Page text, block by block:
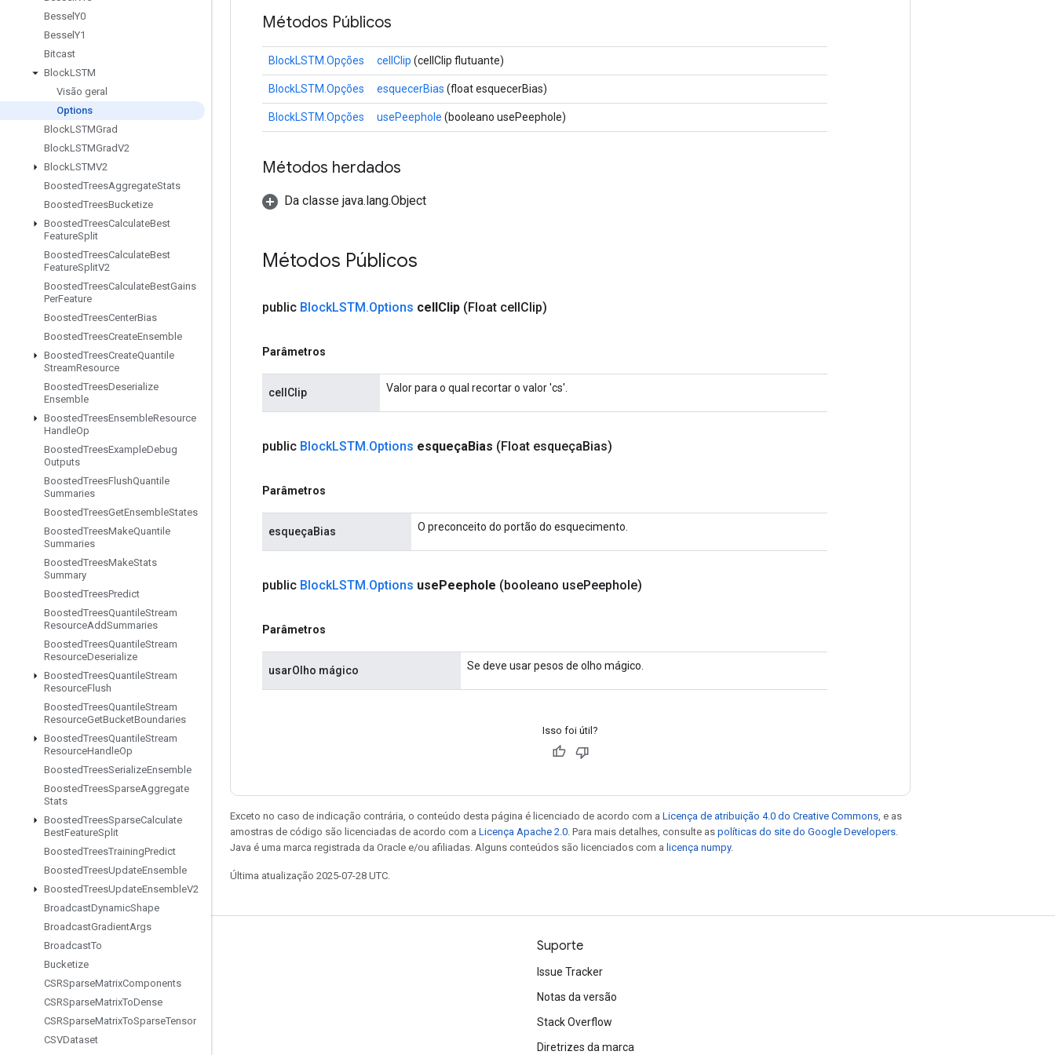
Bessel Y0
Bessel Y1
Bitcast
BlockLSTM
Visão geral
Options
BlockLSTMGrad
BlockLSTMGradV2
BlockLSTMV2
BoostedTreesAggregateStats
BoostedTreesBucketize
BoostedTreesCalculateBest
FeatureSplit
BoostedTreesCalculateBest
FeatureSplitV2
BoostedTreesCalculateBestGains
PerFeature
BoostedTreesCenterBias
BoostedTreesCreateEnsemble
BoostedTreesCreateQuantile
StreamResource
BoostedTreesDeserialize
Ensemble
BoostedTreesEnsembleResource
HandleOp
BoostedTreesExampleDebug
Outputs
BoostedTreesFlushQuantile
Summaries
BoostedTreesGetEnsembleStates
BoostedTreesMakeQuantile
Summaries
BoostedTreesMakeStats
Summary
BoostedTreesPredict
BoostedTreesQuantileStream
ResourceAddSummaries
BoostedTreesQuantileStream
ResourceDeserialize
BoostedTreesQuantileStream
ResourceFlush
BoostedTreesQuantileStream
ResourceGetBucketBoundaries
BoostedTreesQuantileStream
ResourceHandleOp
BoostedTreesSerializeEnsemble
BoostedTreesSparseAggregate
Stats
BoostedTreesSparseCalculate
BestFeatureSplit
BoostedTreesTrainingPredict
BoostedTreesUpdateEnsemble
BoostedTreesUpdateEnsembleV2
BroadcastDynamicShape
BroadcastGradientArgs
BroadcastTo
Bucketize
CSRSparseMatrixComponents
CSRSparseMatrixToDense
CSRSparseMatrixToSparseTensor
CSVDataset
Métodos Públicos
BlockLSTM.Opções cellClip (cellClip flutuante)
BlockLSTM.Opções esquecerBias (float esquecerBias)
BlockLSTM.Opções usePeephole (booleano usePeephole)
Métodos herdados
Da classe java.lang.Object
Métodos Públicos
public BlockLSTM.Options cellClip (Float cellClip)
Parâmetros
cellClip Valor para o qual recortar o valor 'cs'.
public BlockLSTM.Options esqueçaBias (Float esqueçaBias)
Parâmetros
esqueçaBias O preconceito do portão do esquecimento.
public BlockLSTM.Options usePeephole (booleano usePeephole)
Parâmetros
usarOlho mágico Se deve usar pesos de olho mágico.
Isso foi útil?
Exceto no caso de indicação contrária, o conteúdo desta página é licenciado de acordo com a Licença de atribuição 4.0 do Creative Commons , e as
amostras de código são licenciadas de acordo com a Licença Apache 2.0 . Para mais detalhes, consulte as políticas do site do Google Developers
Java é uma marca registrada da Oracle e/ou afiliadas. Alguns conteúdos são licenciados com a licença numpy.
Última atualização 2025-07-28 UTC.
Permanecer conectado
Fórum
GitHub
Twitter
Suporte
Issue Tracker
Notas da versão
Stack Overflow
Diretrizes da marca